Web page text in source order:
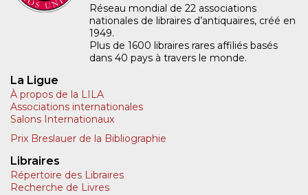
Réseau mondial de 22 associations
nationales de libraires d’antiquaires, créé en
1949.
Plus de 1600 libraires rares affiliés basés
dans 40 pays à travers le monde.
La Ligue
À propos de la LILA
Associations internationales
Salons Internationaux
Prix Breslauer de la Bibliographie
Libraires
Répertoire des Libraires
Recherche de Livres